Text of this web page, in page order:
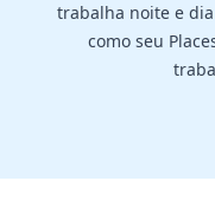
trabalha noite e
como seu